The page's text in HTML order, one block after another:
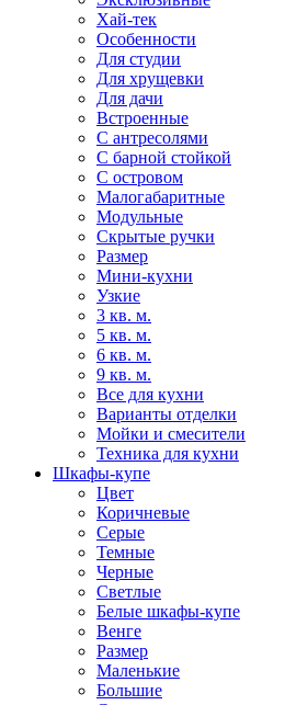
Хай-тек
Особенности
Для студии
Для хрущевки
Для дачи
Встроенные
С антресолями
С барной стойкой
С островом
Малогабаритные
Модульные
Скрытые ручки
Размер
Мини-кухни
Узкие
3 кв. м.
5 кв. м.
6 кв. м.
9 кв. м.
Все для кухни
Варианты отделки
Мойки и смесители
Техника для кухни
Шкафы-купе
Цвет
Коричневые
Серые
Темные
Черные
Светлые
Белые шкафы-купе
Венге
Размер
Маленькие
Большие